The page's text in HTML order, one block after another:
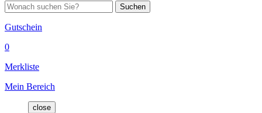
Suchen
Gutschein
0
Merkliste
Mein Bereich
close